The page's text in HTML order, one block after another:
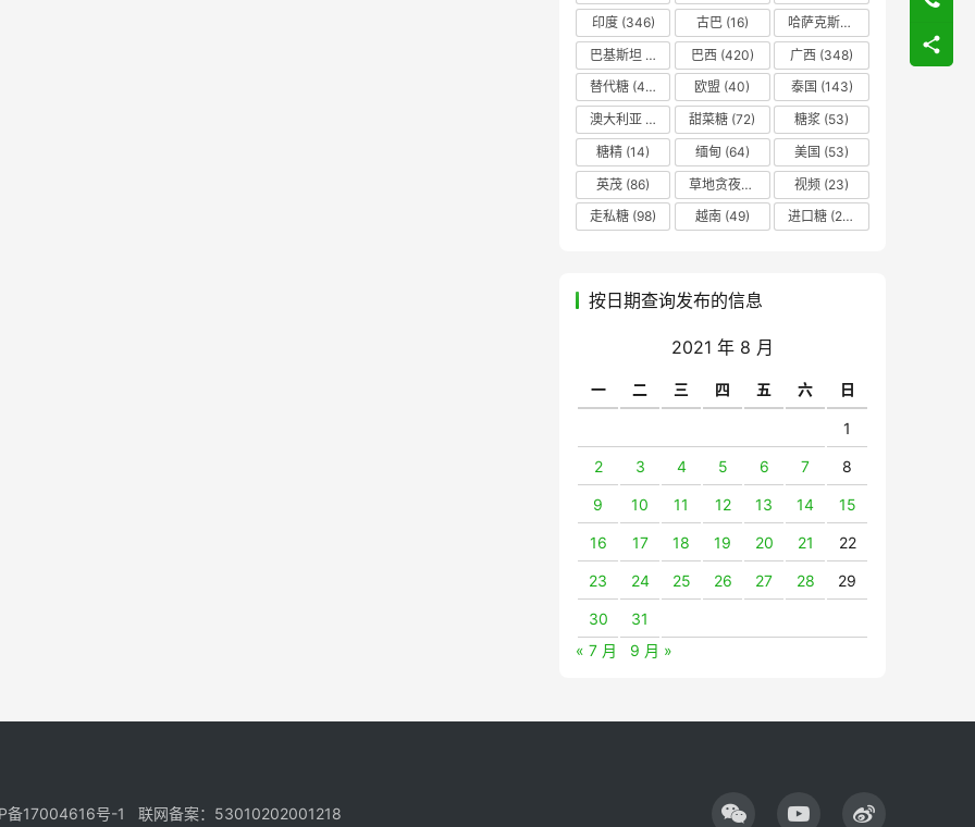
印度(346) 古巴(16) 哈萨克斯坦
巴基斯坦
巴西(420) 广西 (348)
替代糖 (48) 欧盟 (40) 泰国 (143)
澳大利亚
甜菜糖 (72) 糖浆 (53)
糖精 (14) 缅甸 (64) 美国 (53)
英茂 (86) 草地贪夜蛾 视频 (23)
走私糖 (98) 越南(49) 进口糖 (236)
按日期查询发布的信息
2021 年 8 月
一 二 三 四 五 六 日
1
2 3 4 5 6 7 8
9 10 11 12 13 14 15
16 17 18 19 20 21 22
23 24 25 26 27 28 29
30
31
« 7 月
9 月 »
备17004616号-1 联网备案：53010202001218